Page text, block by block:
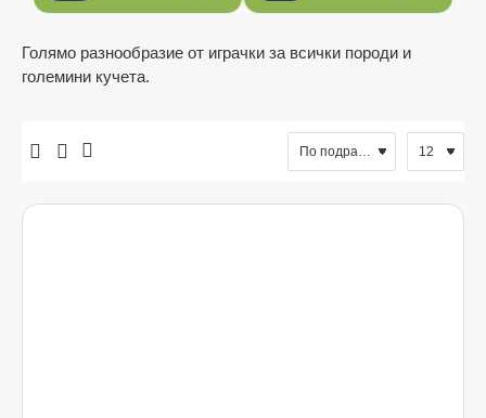
Голямо разнообразие от играчки за всички породи и
големини кучета.